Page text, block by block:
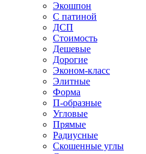
Экошпон
С патиной
ДСП
Стоимость
Дешевые
Дорогие
Эконом-класс
Элитные
Форма
П-образные
Угловые
Прямые
Радиусные
Скошенные углы